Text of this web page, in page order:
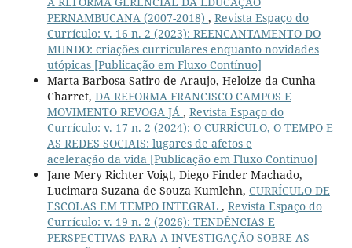
PERNAMBUCANA (2007-2018) , Revista Espaço do
Currículo: v. 16 n. 2 (2023): REENCANTAMENTO DO
MUNDO: criações curriculares enquanto novidades
utópicas [Publicação em Fluxo Contínuo]
Marta Barbosa Satiro de Araujo, Heloize da Cunha
Charret, DA REFORMA FRANCISCO CAMPOS E
MOVIMENTO REVOGA JÁ , Revista Espaço do
Currículo: v. 17 n. 2 (2024): O CURRÍCULO, O TEMPO E
AS REDES SOCIAIS: lugares de afetos e
aceleração da vida [Publicação em Fluxo Contínuo]
Jane Mery Richter Voigt, Diego Finder Machado,
Lucimara Suzana de Souza Kumlehn, CURRÍCULO DE
ESCOLAS EM TEMPO INTEGRAL , Revista Espaço do
Currículo: v. 19 n. 2 (2026): TENDÊNCIAS E
PERSPECTIVAS PARA A INVESTIGAÇÃO SOBRE AS